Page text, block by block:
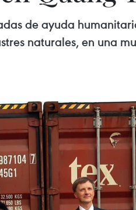
de ayuda
naturales, en una